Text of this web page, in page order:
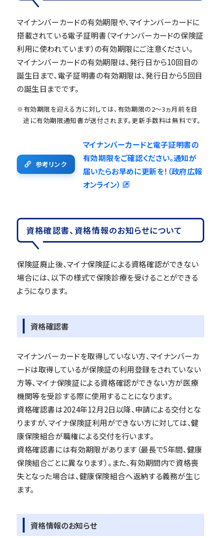
マイナンバーカードの有効期限や、マイナンバーカードに
搭載されている電子証明書（マイナンバーカードの保険証
利用に使われています）の有効期限にご注意ください。
マイナンバーカードの有効期限は、発行日から10回目の
誕生日まで、電子証明書の有効期限は、発行日から5回目
の誕生日までです。
※有効期限を迎える方に対しては、有効期限の2～3ヵ月前を目
途に有効期限通知書が送付されます。更新手数料は無料です。
参考リンク
マイナンバーカードと電子証明書の
有効期限をご確認ください。通知が
届いたらお早めに更新を！（政府広報
オンライン）
資格確認書、資格情報のお知らせについて
保険証廃止後、マイナ保険証による資格確認ができない
場合には、以下の様式で保険診療を受けることができる
ようになります。
資格確認書
マイナンバーカードを取得していない方、マイナンバーカ
ードは取得しているが保険証の利用登録をされていない
方等、マイナ保険証による資格確認ができない方が医療
機関等を受診する際に使用することになります。
資格確認書は2024年12月2日以降、申請による交付とな
りますが、マイナ保険証利用ができない方に対しては、健
康保険組合が職権による交付を行います。
資格確認書には有効期限があります（最長で5年間、健康
保険組合ごとに異なります）。また、有効期間内で資格喪
失となった場合は、健康保険組合へ返納する義務が生じ
ます。
資格情報のお知らせ